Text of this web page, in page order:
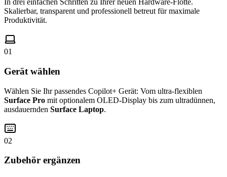
In drei einfachen Schritten zu Ihrer neuen Hardware-Flotte.
Skalierbar, transparent und professionell betreut für maximale
Produktivität.
01
Gerät wählen
Wählen Sie Ihr passendes Copilot+ Gerät: Vom ultra-flexiblen
Surface Pro mit optionalem OLED-Display bis zum ultradünnen,
ausdauernden Surface Laptop.
02
Zubehör ergänzen